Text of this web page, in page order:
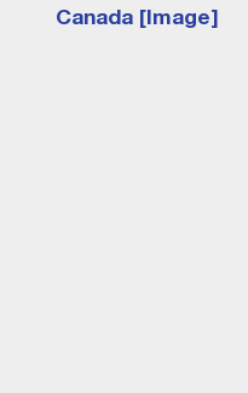
Canada [Image]